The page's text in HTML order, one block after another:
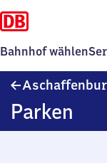
Bahnhof wählen
Parken